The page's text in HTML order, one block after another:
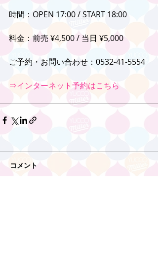
時間：OPEN 17:00 / START 18:00
料金：前売 ¥4,500 / 当日 ¥5,000
ご予約・お問い合わせ：0532-41-5554
⇒インターネット予約はこちら
コメント